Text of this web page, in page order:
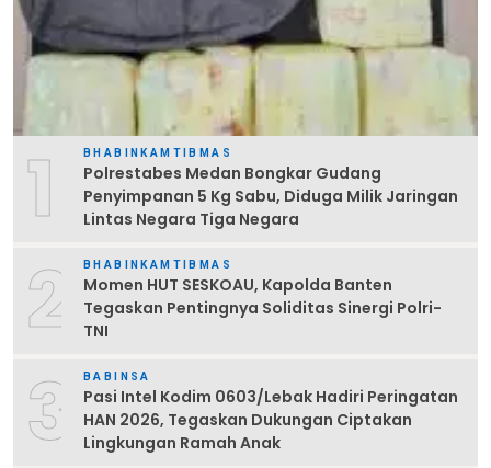
1 BHABINKAMTIBMAS
Polrestabes Medan Bongkar Gudang
Penyimpanan 5 Kg Sabu, Diduga Milik Jaringan
Lintas Negara Tiga Negara
2 BHABINKAMTIBMAS
Momen HUT SESKOAU, Kapolda Banten
Tegaskan Pentingnya Soliditas Sinergi Polri-
TNI
3 BABINSA
Pasi Intel Kodim 0603/Lebak Hadiri Peringatan
HAN 2026, Tegaskan Dukungan Ciptakan
Lingkungan Ramah Anak